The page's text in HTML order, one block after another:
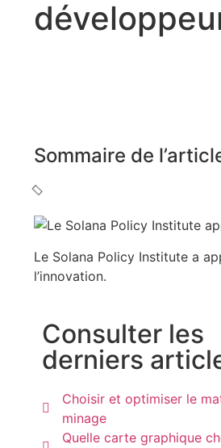
Sommaire de
Le Solana Policy Institute a
l’innovation.
Consulter les
derniers
Choisir et optimiser le
minage
Quelle carte graphique